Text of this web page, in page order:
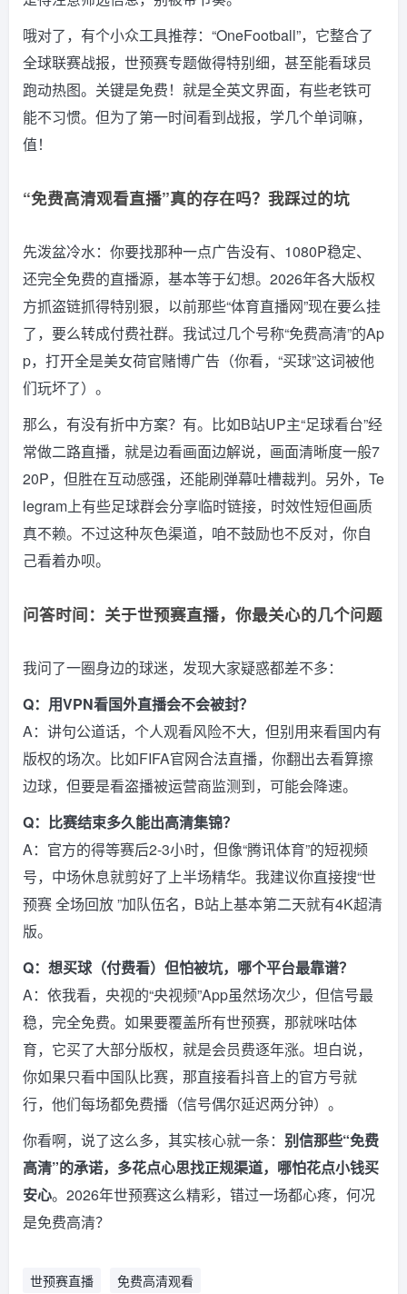
哦对了，有个小众工具推荐：“OneFootball”，它整合了
全球联赛战报，世预赛专题做得特别细，甚至能看球员
跑动热图。关键是免费！就是全英文界面，有些老铁可
能不习惯。但为了第一时间看到战报，学几个单词嘛，
值！
“免费高清观看直播”真的存在吗？我踩过的坑
先泼盆冷水：你要找那种一点广告没有、1080P稳定、
还完全免费的直播源，基本等于幻想。2026年各大版权
方抓盗链抓得特别狠，以前那些“体育直播网”现在要么挂
了，要么转成付费社群。我试过几个号称“免费高清”的Ap
p，打开全是美女荷官赌博广告（你看，“买球”这词被他
们玩坏了）。
那么，有没有折中方案？有。比如B站UP主“足球看台”经
常做二路直播，就是边看画面边解说，画面清晰度一般7
20P，但胜在互动感强，还能刷弹幕吐槽裁判。另外，Te
legram上有些足球群会分享临时链接，时效性短但画质
真不赖。不过这种灰色渠道，咱不鼓励也不反对，你自
己看着办呗。
问答时间：关于世预赛直播，你最关心的几个问题
我问了一圈身边的球迷，发现大家疑惑都差不多：
Q：用VPN看国外直播会不会被封？
A：讲句公道话，个人观看风险不大，但别用来看国内有
版权的场次。比如FIFA官网合法直播，你翻出去看算擦
边球，但要是看盗播被运营商监测到，可能会降速。
Q：比赛结束多久能出高清集锦？
A：官方的得等赛后2-3小时，但像“腾讯体育”的短视频
号，中场休息就剪好了上半场精华。我建议你直接搜“世
预赛 全场回放 ”加队伍名，B站上基本第二天就有4K超清
版。
Q：想买球（付费看）但怕被坑，哪个平台最靠谱？
A：依我看，央视的“央视频”App虽然场次少，但信号最
稳，完全免费。如果要覆盖所有世预赛，那就咪咕体
育，它买了大部分版权，就是会员费逐年涨。坦白说，
你如果只看中国队比赛，那直接看抖音上的官方号就
行，他们每场都免费播（信号偶尔延迟两分钟）。
你看啊，说了这么多，其实核心就一条： 别信那些“免费
高清”的承诺，多花点心思找正规渠道，哪怕花点小钱买
安心。2026年世预赛这么精彩，错过一场都心疼，何况
是免费高清？
世预赛直播 免费高清观看